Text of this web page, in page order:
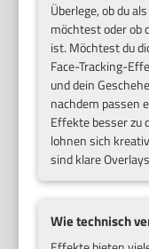
Überlege, ob du
möchtest oder ob
ist. Möchtest du
Face-Tracking-
und dein
nachdem passen
Effekte besser zu
lohnen sich
sind klare
Wie technisch